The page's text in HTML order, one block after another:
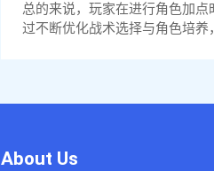
总的来说，玩家在进行角色加
过不断优化战术选择与角色培养
About Us